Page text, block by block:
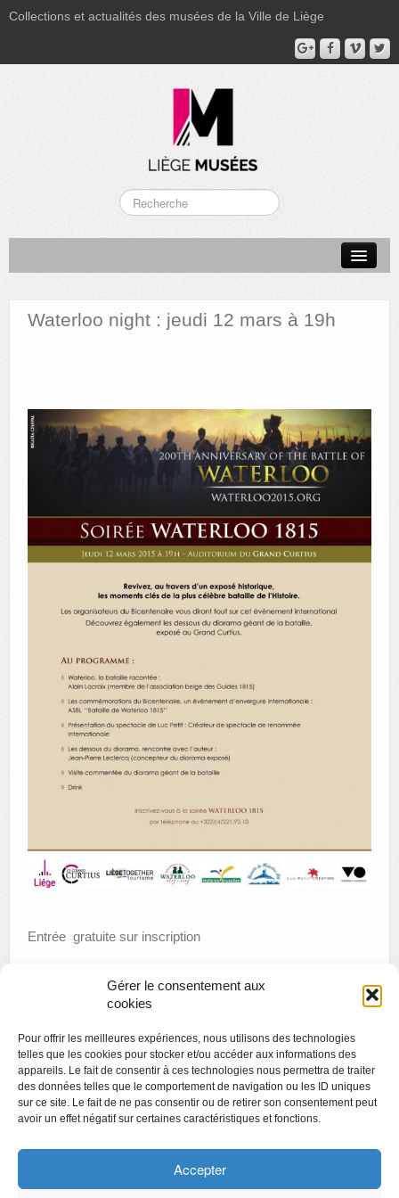
Gérer le consentement aux
cookies
Pour offrir les meilleures expériences, nous utilisons des technologies
telles que les cookies pour stocker et/ou accéder aux informations des
appareils. Le fait de consentir à ces technologies nous permettra de traiter
des données telles que le comportement de navigation ou les ID uniques
sur ce site. Le fait de ne pas consentir ou de retirer son consentement peut
avoir un effet négatif sur certaines caractéristiques et fonctions.
Accepter
Collections et actualités des musées de la Ville de Liège
MUSÉE GRÉTRY
AUTRES LIEUX
ANIMATIONS DES MUSÉES
LES APPELS À PROJETS
Waterloo night : jeudi 12 mars à 19h
Entrée gratuite sur inscription
film : YO DECIDO – EL TREN DE LA LIBERTAD
Waterloo Day : dimanche 1er mars 2015
Copyright
Politique de confidentialité
Chartes des engagements des opérateurs culturels